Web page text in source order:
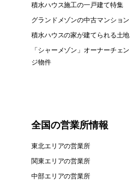
積水ハウス施工の一戸建て特集
グランドメゾンの中古マンション
積水ハウスの家が建てられる土地
「シャーメゾン」オーナーチェン
ジ物件
全国の営業所情報
東北エリアの営業所
関東エリアの営業所
中部エリアの営業所